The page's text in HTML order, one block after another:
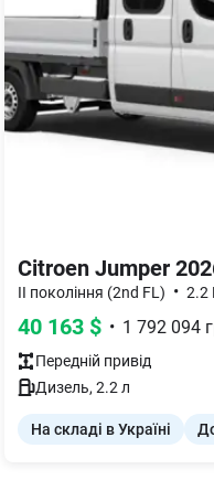
Citroen Jumper
II покоління (2nd FL) • 2.2
40 163 $ • 1 792 094
Передній привід
Дизель, 2.2 л
На складі в Україні